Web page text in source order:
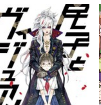
1话